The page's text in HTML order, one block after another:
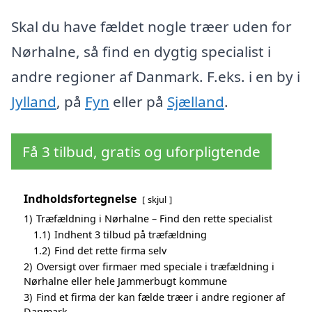
Skal du have fældet nogle træer uden for
Nørhalne, så find en dygtig specialist i
andre regioner af Danmark. F.eks. i en by i
Jylland, på Fyn eller på Sjælland.
Få 3 tilbud, gratis og uforpligtende
Indholdsfortegnelse skjul
1) Træfældning i Nørhalne – Find den rette specialist
1.1) Indhent 3 tilbud på træfældning
1.2) Find det rette firma selv
2) Oversigt over firmaer med speciale i træfældning i
Nørhalne eller hele Jammerbugt kommune
3) Find et firma der kan fælde træer i andre regioner af